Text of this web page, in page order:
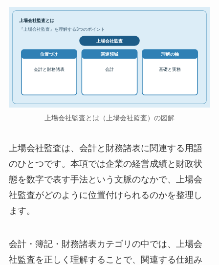
上場会社監査とは
『上場会社監査』を理解する3つのポイント
上場会社監査
位置づけ
会計と財務諸表
関連領域
会計
理解の軸
基礎と実務
上場会社監査とは（上場会社監査）の図解
上場会社監査は、会計と財務諸表に関連する用語
のひとつです。本項では企業の経営成績と財政状
態を数字で表す手法という文脈のなかで、上場会
社監査がどのように位置付けられるのかを整理し
ます。
会計・簿記・財務諸表カテゴリの中では、上場会
社監査を正しく理解することで、関連する仕組み